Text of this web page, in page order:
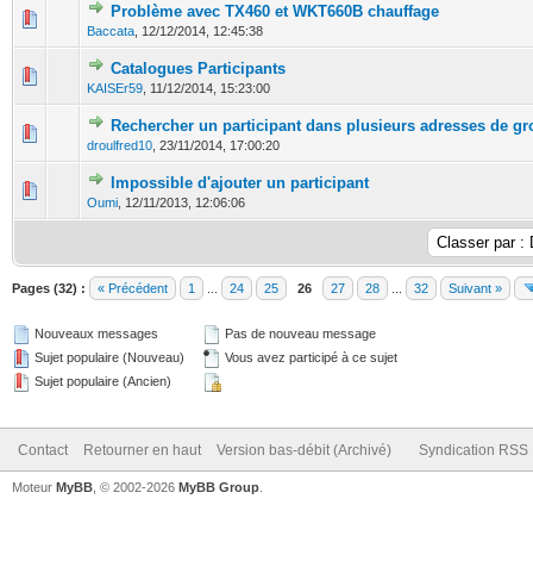
Problème avec TX460 et WKT660B chauffage
Baccata 12/12/2014, 12:45:38
1 Votes - 5 sur 5 en moyenne
123 45
Catalogues Participants
KAISEr59 11/12/2014, 15:23:00
0 Votes - 0 sur 5 en moyenne
12345
Rechercher un participant dans plusieurs adresses de
droulfred10 23/11/2014, 17:00:20
0 Votes - 0 sur 5 en moyenne
12345
Impossible d'ajouter un participant
Oumi 12/11/2013, 12:06:06
0 Votes - 0 sur 5 en moyenne
12 345
Pages (32) : « Précédent 1 24 25 26 27 28 32 Suivant »
Nouveaux messages
Sujet populaire (Nouveau)
Sujet populaire (Ancien)
Pas de nouveau message
Vous avez participé à ce sujet
Contact Retourner en haut Version bas-débit (Archivé) Syndication RSS
Moteur MyBB , © 2002-2026 MyBB Group